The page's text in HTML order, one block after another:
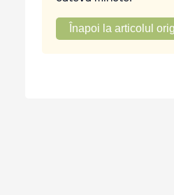
Înapoi la articolul